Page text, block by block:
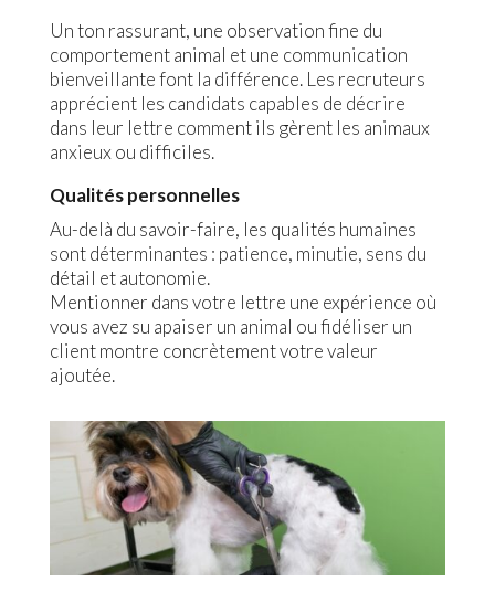
Un ton rassurant, une observation fine du
comportement animal et une communication
bienveillante font la différence. Les recruteurs
apprécient les candidats capables de décrire
dans leur lettre comment ils gèrent les animaux
anxieux ou difficiles.
Qualités personnelles
Au-delà du savoir-faire, les qualités humaines
sont déterminantes : patience, minutie, sens du
détail et autonomie.
Mentionner dans votre lettre une expérience où
vous avez su apaiser un animal ou fidéliser un
client montre concrètement votre valeur
ajoutée.